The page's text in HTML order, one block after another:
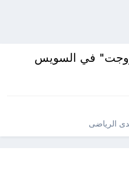
في السويس
الرياضى